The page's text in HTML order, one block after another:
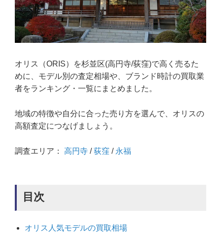
オリス（ORIS）を杉並区(高円寺/荻窪)で高く売るた
めに、モデル別の査定相場や、ブランド時計の買取業
者をランキング・一覧にまとめました。
地域の特徴や自分に合った売り方を選んで、オリスの
高額査定につなげましょう。
調査エリア： 高円寺 /荻窪 / 永福
目次
オリス人気モデルの買取相場